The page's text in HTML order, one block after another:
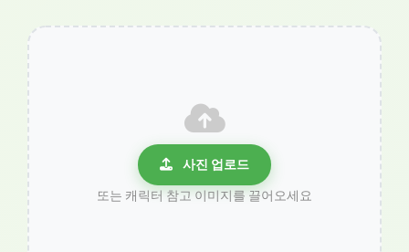
사진 업로드
또는 캐릭터 참고 이미지를 끌어오세요